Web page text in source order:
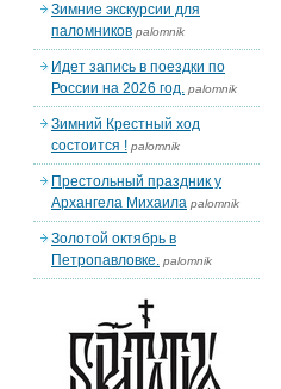
Зимние экскурсии для
паломников palomnik
Идет запись в поездки по
России на 2026 год. palomnik
Зимний Крестный ход
состоится ! palomnik
Престольный праздник у
Архангела Михаила palomnik
Золотой октябрь в
Петропавловке. palomnik